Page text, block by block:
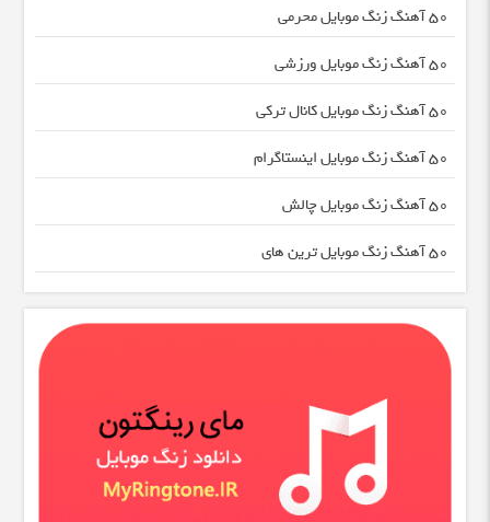
50 آهنگ زنگ موبایل محرمی
50 آهنگ زنگ موبایل ورزشی
50 آهنگ زنگ موبایل کانال ترکی
50 آهنگ زنگ موبایل اینستاگرام
50 آهنگ زنگ موبایل چالش
50 آهنگ زنگ موبایل ترین های